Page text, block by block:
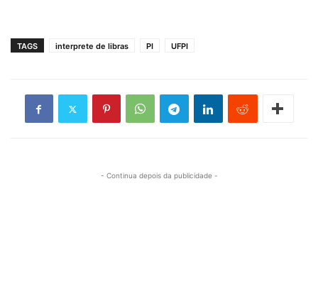
TAGS interprete de libras PI UFPI
- Continua depois da publicidade -